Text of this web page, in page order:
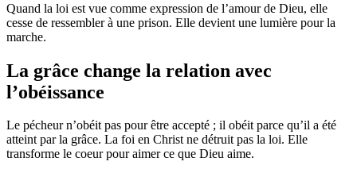
Quand la loi est vue comme expression de l’amour de Dieu, elle
cesse de ressembler à une prison. Elle devient une lumière pour la
marche.
La grâce change la relation avec
l’obéissance
Le pécheur n’obéit pas pour être accepté ; il obéit parce qu’il a été
atteint par la grâce. La foi en Christ ne détruit pas la loi. Elle
transforme le coeur pour aimer ce que Dieu aime.